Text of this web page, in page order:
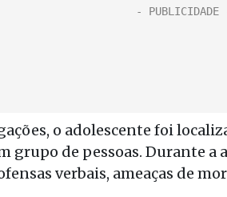
o adolescente foi
grupo de pessoas. Durante
verbais, ameaças de